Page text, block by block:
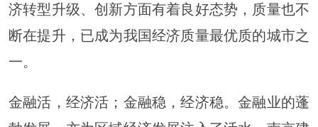
济转型升级、创新方面有着良好态势，质量也不
断在提升，已成为我国经济质量最优质的城市之
一。
金融活，经济活；金融稳，经济稳。金融业的蓬